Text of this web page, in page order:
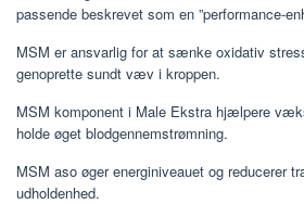
passende beskrevet som en ”performance-
MSM er ansvarlig for at sænke oxidativ
genoprette sundt væv i kroppen.
MSM komponent i Male Ekstra hjælpere
holde øget blodgennemstrømning.
MSM aso øger energiniveauet og reducerer
udholdenhed.